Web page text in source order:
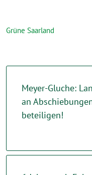
Grüne Saarland
Meyer-Gluche:
an
beteiligen!